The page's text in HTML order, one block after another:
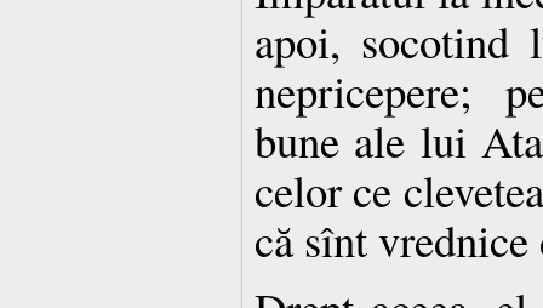
apoi, socotind
nepricepere;
bune ale lui
celor ce
că sînt